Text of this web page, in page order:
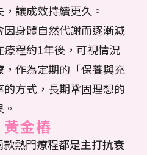
讓成效持續更久。
身體自然代謝而逐漸減
程約1年後，可視情況
作為定期的「保養與充
方式，長期鞏固理想的
金樁
款熱門療程都是主打抗衰